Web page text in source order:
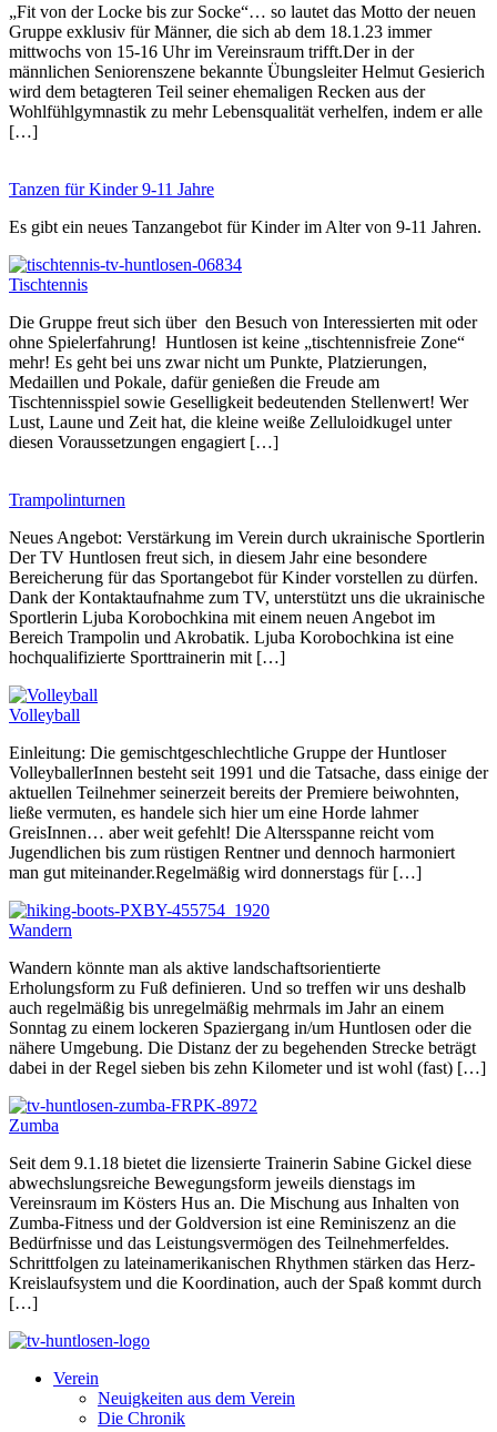
„Fit von der Locke bis zur Socke“… so lautet das Motto der neuen
Gruppe exklusiv für Männer, die sich ab dem 18.1.23 immer
mittwochs von 15-16 Uhr im Vereinsraum trifft.Der in der
männlichen Seniorenszene bekannte Übungsleiter Helmut Gesierich
wird dem betagteren Teil seiner ehemaligen Recken aus der
Wohlfühlgymnastik zu mehr Lebensqualität verhelfen, indem er alle
[…]
Tanzen für Kinder 9-11 Jahre
Es gibt ein neues Tanzangebot für Kinder im Alter von 9-11 Jahren.
Tischtennis
Die Gruppe freut sich über den Besuch von Interessierten mit oder
ohne Spielerfahrung! Huntlosen ist keine „tischtennisfreie Zone“
mehr! Es geht bei uns zwar nicht um Punkte, Platzierungen,
Medaillen und Pokale, dafür genießen die Freude am
Tischtennisspiel sowie Geselligkeit bedeutenden Stellenwert! Wer
Lust, Laune und Zeit hat, die kleine weiße Zelluloidkugel unter
diesen Voraussetzungen engagiert […]
Trampolinturnen
Neues Angebot: Verstärkung im Verein durch ukrainische Sportlerin
Der TV Huntlosen freut sich, in diesem Jahr eine besondere
Bereicherung für das Sportangebot für Kinder vorstellen zu dürfen.
Dank der Kontaktaufnahme zum TV, unterstützt uns die ukrainische
Sportlerin Ljuba Korobochkina mit einem neuen Angebot im
Bereich Trampolin und Akrobatik. Ljuba Korobochkina ist eine
hochqualifizierte Sporttrainerin mit […]
Volleyball
Einleitung: Die gemischtgeschlechtliche Gruppe der Huntloser
VolleyballerInnen besteht seit 1991 und die Tatsache, dass einige der
aktuellen Teilnehmer seinerzeit bereits der Premiere beiwohnten,
ließe vermuten, es handele sich hier um eine Horde lahmer
GreisInnen… aber weit gefehlt! Die Altersspanne reicht vom
Jugendlichen bis zum rüstigen Rentner und dennoch harmoniert
man gut miteinander.Regelmäßig wird donnerstags für […]
Wandern
Wandern könnte man als aktive landschaftsorientierte
Erholungsform zu Fuß definieren. Und so treffen wir uns deshalb
auch regelmäßig bis unregelmäßig mehrmals im Jahr an einem
Sonntag zu einem lockeren Spaziergang in/um Huntlosen oder die
nähere Umgebung. Die Distanz der zu begehenden Strecke beträgt
dabei in der Regel sieben bis zehn Kilometer und ist wohl (fast) […]
Zumba
Seit dem 9.1.18 bietet die lizensierte Trainerin Sabine Gickel diese
abwechslungsreiche Bewegungsform jeweils dienstags im
Vereinsraum im Kösters Hus an. Die Mischung aus Inhalten von
Zumba-Fitness und der Goldversion ist eine Reminiszenz an die
Bedürfnisse und das Leistungsvermögen des Teilnehmerfeldes.
Schrittfolgen zu lateinamerikanischen Rhythmen stärken das Herz-
Kreislaufsystem und die Koordination, auch der Spaß kommt durch
[…]
Verein
Neuigkeiten aus dem Verein
Die Chronik